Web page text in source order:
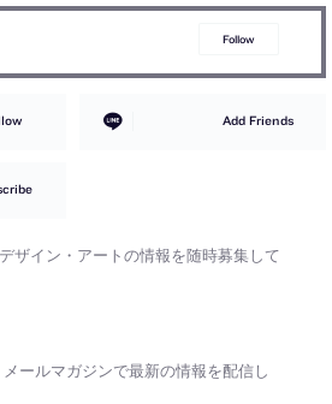
Follow
Add Friends
ザイン・アートの情報を随時募集して
メールマガジンで最新の情報を配信し